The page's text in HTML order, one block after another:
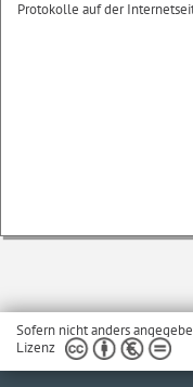
Protokolle auf der
Sofern nicht anders
Lizenz